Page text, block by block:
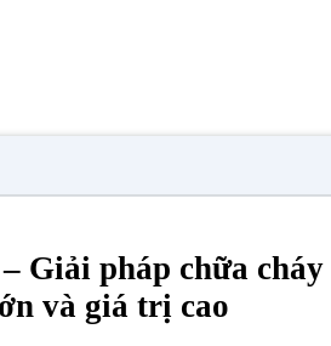
Giải pháp chữa cháy
và giá trị cao